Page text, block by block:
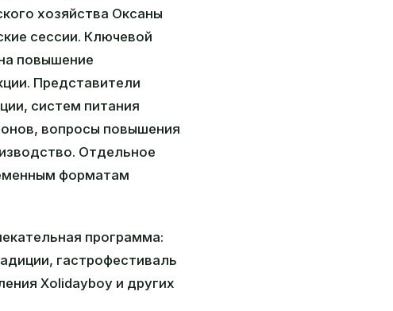
хозяйства Оксаны
сессии. Ключевой
повышение
Представители
систем питания
вопросы повышения
Отдельное
форматам
программа:
гастрофестиваль
Xolidayboy и других